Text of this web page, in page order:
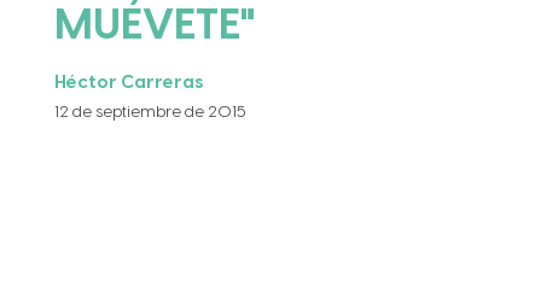
MUÉVETE"
Héctor Carreras
12 de septiembre de 2015